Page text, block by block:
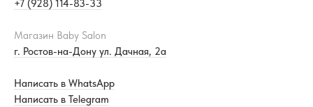
+7 (928) 114-83-33
Магазин Baby Salon
г. Ростов-на-Дону ул. Дачная, 2а
Написать в WhatsApp
Написать в Telegram